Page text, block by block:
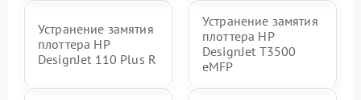
Устранение замятия
плоттера HP
DesignJet 110 Plus R
Устранение замятия
плоттера HP
DesignJet T3500
eMFP